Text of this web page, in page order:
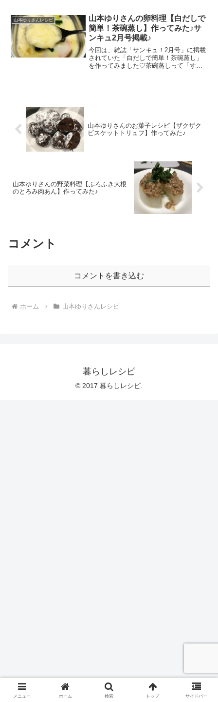
フライドチキンだけどゆりさんのレシピ
はどうなのか？！
山本ゆりさんレシピ
山本ゆりさんの卵料理【白だしで
簡単！茶碗蒸し】作ってみた♪サ
ンキュ2月号掲載♪
今回は、雑誌「サンキュ！2月号」に掲載
されていた「白だしで簡単！茶碗蒸し」
を作ってみました♡茶碗蒸しって「す」
山本ゆりさんのお菓子レシピ【ザクザク
ビスケットトリュフ】作ってみた♪
山本ゆりさんの野菜料理【ふろふき大根
のとろみ肉あん】作ってみた♪
コメント
コメントを書き込む
ホーム 山本ゆりさんレシピ
暮らしレシピ
© 2017 暮らしレシピ.
メニュー ホーム 検索 トップ サイドバー